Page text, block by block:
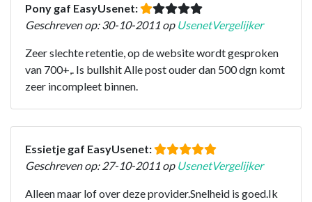
Pony gaf EasyUsenet:
Geschreven op: 30-10-2011 op UsenetVergelijker
Zeer slechte retentie, op de website wordt gesproken
van 700+,. Is bullshit Alle post ouder dan 500 dgn komt
zeer incompleet binnen.
Essietje gaf EasyUsenet:
Geschreven op: 27-10-2011 op UsenetVergelijker
Alleen maar lof over deze provider.Snelheid is goed.Ik